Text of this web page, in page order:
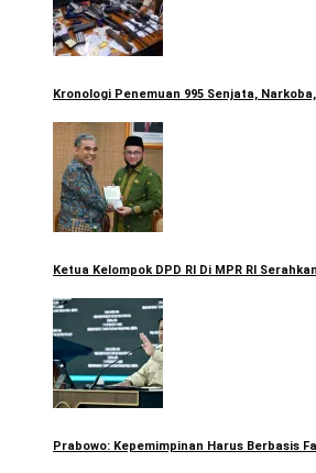
Kronologi Penemuan 995 Senjata,
Ketua Kelompok DPD RI Di MPR RI
Prabowo: Kepemimpinan Harus Berbasis